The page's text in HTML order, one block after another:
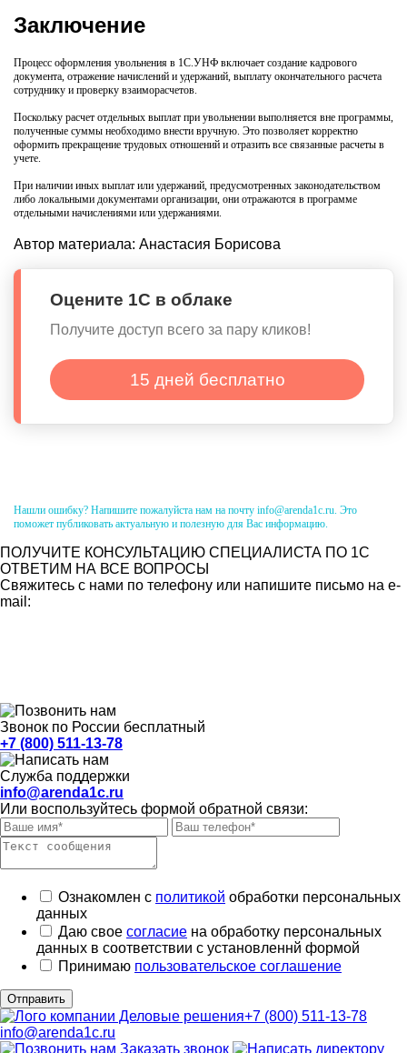
Заключение
Процесс оформления увольнения в 1С.УНФ включает создание кадрового
документа, отражение начислений и удержаний, выплату окончательного расчета
сотруднику и проверку взаиморасчетов.
Поскольку расчет отдельных выплат при увольнении выполняется вне программы,
полученные суммы необходимо внести вручную. Это позволяет корректно
оформить прекращение трудовых отношений и отразить все связанные расчеты в
учете.
При наличии иных выплат или удержаний, предусмотренных законодательством
либо локальными документами организации, они отражаются в программе
отдельными начислениями или удержаниями.
Автор материала: Анастасия Борисова
Оцените 1С в облаке
Получите доступ всего за пару кликов!
15 дней бесплатно
Нашли ошибку? Напишите пожалуйста нам на почту info@arenda1c.ru. Это
поможет публиковать актуальную и полезную для Вас информацию.
ПОЛУЧИТЕ КОНСУЛЬТАЦИЮ СПЕЦИАЛИСТА ПО 1С
ОТВЕТИМ НА ВСЕ ВОПРОСЫ
Свяжитесь с нами по телефону или напишите письмо на e-
mail:
Звонок по России бесплатный
+7 (800) 511-13-78
Служба поддержки
info@arenda1c.ru
Или воспользуйтесь формой обратной связи:
Ознакомлен с политикой обработки персональных
данных
Даю свое согласие на обработку персональных
данных в соответствии с установленнй формой
Принимаю пользовательское соглашение
Отправить
+7 (800) 511-13-78
info@arenda1c.ru
Заказать звонок